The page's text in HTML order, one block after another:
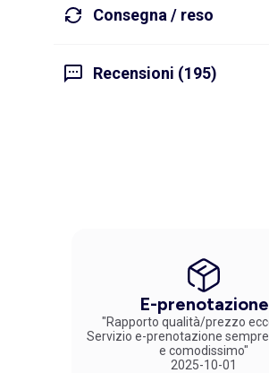
Consegna / reso
Recensioni (195)
E-prenotazione
"Rapporto qualità/prezzo
Servizio e-prenotazione
e comodissimo"
2025-10-01